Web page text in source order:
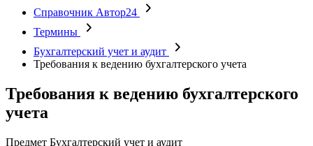
Справочник Автор24
Термины
Бухгалтерский учет и аудит
Требования к ведению бухгалтерского учета
Требования к ведению бухгалтерского
учета
Предмет Бухгалтерский учет и аудит